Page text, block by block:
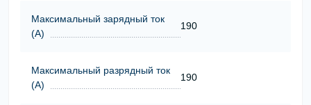
Максимальный зарядный ток
(А)
190
Максимальный разрядный ток
(А)
190